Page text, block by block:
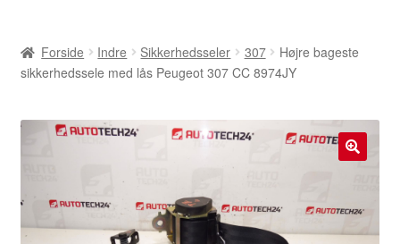
Betalinger
Klageprocedure
Forside Indre Sikkerhedsseler 307
Højre bageste
sikkerhedssele med lås Peugeot 307 CC 8974JY